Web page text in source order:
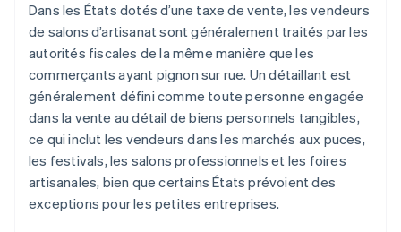
Dans les États dotés d’une taxe de vente, les vendeurs
de salons d’artisanat sont généralement traités par les
autorités fiscales de la même manière que les
commerçants ayant pignon sur rue. Un détaillant est
généralement défini comme toute personne engagée
dans la vente au détail de biens personnels tangibles,
ce qui inclut les vendeurs dans les marchés aux puces,
les festivals, les salons professionnels et les foires
artisanales, bien que certains États prévoient des
exceptions pour les petites entreprises.